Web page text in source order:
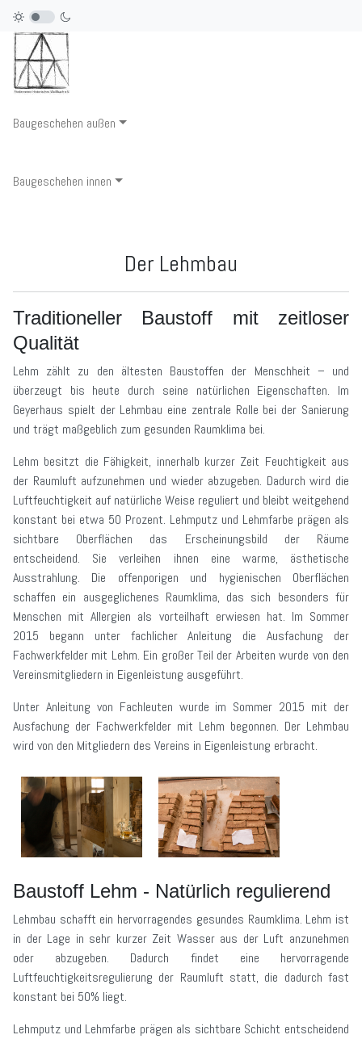
Baugeschehen außen
Baugeschehen innen
Der Lehmbau
Traditioneller Baustoff mit zeitloser
Qualität
Lehm zählt zu den ältesten Baustoffen der Menschheit – und
überzeugt bis heute durch seine natürlichen Eigenschaften. Im
Geyerhaus spielt der Lehmbau eine zentrale Rolle bei der Sanierung
und trägt maßgeblich zum gesunden Raumklima bei.
Lehm besitzt die Fähigkeit, innerhalb kurzer Zeit Feuchtigkeit aus
der Raumluft aufzunehmen und wieder abzugeben. Dadurch wird die
Luftfeuchtigkeit auf natürliche Weise reguliert und bleibt weitgehend
konstant bei etwa 50 Prozent. Lehmputz und Lehmfarbe prägen als
sichtbare Oberflächen das Erscheinungsbild der Räume
entscheidend. Sie verleihen ihnen eine warme, ästhetische
Ausstrahlung. Die offenporigen und hygienischen Oberflächen
schaffen ein ausgeglichenes Raumklima, das sich besonders für
Menschen mit Allergien als vorteilhaft erwiesen hat. Im Sommer
2015 begann unter fachlicher Anleitung die Ausfachung der
Fachwerkfelder mit Lehm. Ein großer Teil der Arbeiten wurde von den
Vereinsmitgliedern in Eigenleistung ausgeführt.
Unter Anleitung von Fachleuten wurde im Sommer 2015 mit der
Ausfachung der Fachwerkfelder mit Lehm begonnen. Der Lehmbau
wird von den Mitgliedern des Vereins in Eigenleistung erbracht.
Baustoff Lehm - Natürlich regulierend
Lehmbau schafft ein hervorragendes gesundes Raumklima. Lehm ist
in der Lage in sehr kurzer Zeit Wasser aus der Luft anzunehmen
oder abzugeben. Dadurch findet eine hervorragende
Luftfeuchtigkeitsregulierung der Raumluft statt, die dadurch fast
konstant bei 50% liegt.
Lehmputz und Lehmfarbe prägen als sichtbare Schicht entscheidend